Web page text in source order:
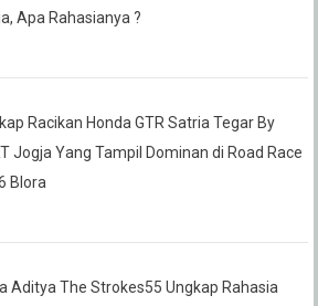
Apa Rahasianya ?
Racikan Honda GTR Satria Tegar By
Jogja Yang Tampil Dominan di Road Race
Blora
Aditya The Strokes55 Ungkap Rahasia